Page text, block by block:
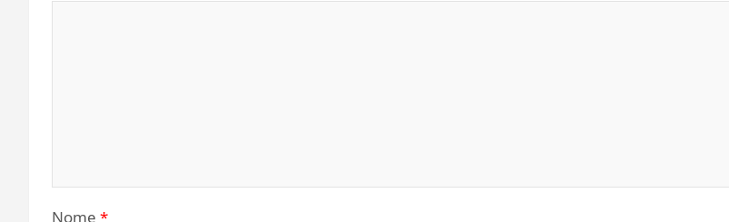
Nome *